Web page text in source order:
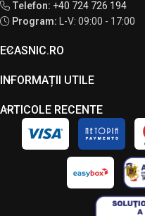
Telefon: +40 724 726 194
Program:
L-V: 09:00 - 17:00
ECASNIC.RO
INFORMAȚII UTILE
ARTICOLE RECENTE